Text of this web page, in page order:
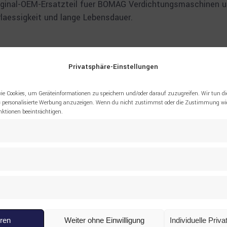
Privatsphäre-Einstellungen
Cookies, um Geräteinformationen zu speichern und/oder darauf zuzugreifen. Wir tun
Werbung anzuzeigen. Wenn du nicht zustimmst oder die Zustimmung
beeinträchtigen.
Weiter ohne Einwilligung Individuelle
OEM-Ersatzteil fuer BOMAG Verdichtungsmaschinen
und lange Lebensdauer.
Mengenrabatte fuer Grossbestellungen auf